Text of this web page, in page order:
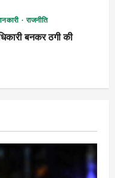
राजनीति
बनकर ठगी की